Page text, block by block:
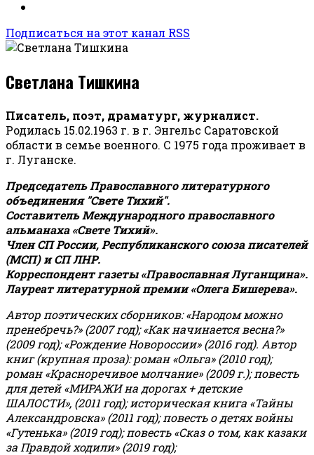
Подписаться на этот канал RSS
Светлана Тишкина
Писатель, поэт, драматург, журналист.
Родилась 15.02.1963 г. в г. Энгельс Саратовской
области в семье военного. С 1975 года проживает в
г. Луганске.
Председатель Православного литературного
объединения "Свете Тихий".
Составитель Международного православного
альманаха «Свете Тихий».
Член СП России, Республиканского союза писателей
(МСП) и СП ЛНР.
Корреспондент газеты «Православная Луганщина».
Лауреат литературной премии «Олега Бишерева».
Автор поэтических сборников: «Народом можно
пренебречь?» (2007 год); «Как начинается весна?»
(2009 год); «Рождение Новороссии» (2016 год). Автор
книг (крупная проза): роман «Ольга» (2010 год);
роман «Красноречивое молчание» (2009 г.); повесть
для детей «МИРАЖИ на дорогах + детские
ШАЛОСТИ», (2011 год); историческая книга «Тайны
Александровска» (2011 год); повесть о детях войны
«Гутенька» (2019 год); повесть «Сказ о том, как казаки
за Правдой ходили» (2019 год);